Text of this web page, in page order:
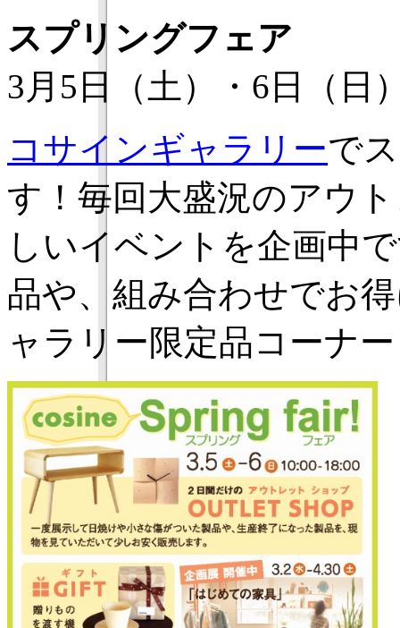
スプリングフェア
3月5日（土）・6日（日
コサインギャラリーで
す！毎回大盛況のアウ
しいイベントを企画中
品や、組み合わせでお
ャラリー限定品コーナ